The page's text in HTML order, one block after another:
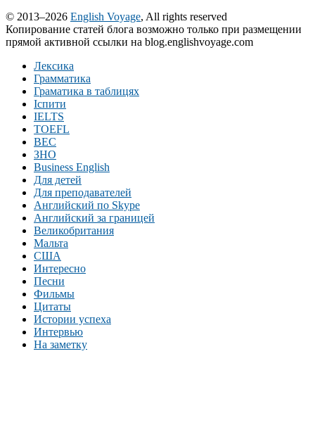
© 2013–2026 English Voyage, All rights reserved
Копирование статей блога возможно только при размещении
прямой активной ссылки на blog.englishvoyage.com
Лексика
Грамматика
Граматика в таблицях
Іспити
IELTS
TOEFL
BEC
ЗНО
Business English
Для детей
Для преподавателей
Английский по Skype
Английский за границей
Великобритания
Мальта
США
Интересно
Песни
Фильмы
Цитаты
Истории успеха
Интервью
На заметку